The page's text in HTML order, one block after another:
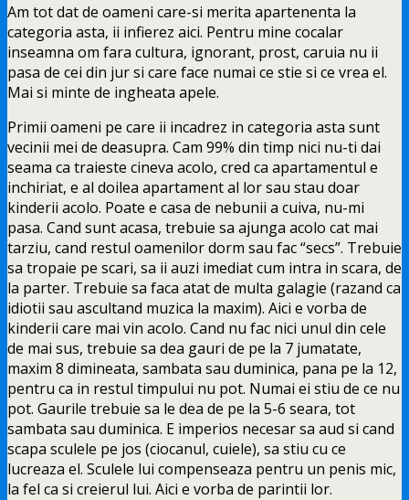
Am tot dat de oameni care-si merita apartenenta la
categoria asta, ii infierez aici. Pentru mine cocalar
inseamna om fara cultura, ignorant, prost, caruia nu ii
pasa de cei din jursi care face numai ce stie si ce vrea el.
Mai si minte de ingheata apele.
Primii oameni pe care ii incadrez in categoria asta sunt
vecinii mei de deasupra. Cam 99% din timp nici nu-ti dai
seama ca traieste cineva acolo, cred ca apartamentul e
inchiriat, e al doilea apartament al lor sau stau doar
kinderii acolo. Poate e casa de nebunii a cuiva, nu-mi
pasa. Cand sunt acasa, trebuie sa ajunga acolo cat mai
tarziu, cand restul oamenilor dorm sau fac “secs”. Trebuie
sa tropaie pe scari, sa ii auzi imediat cum intra in scara, de
la parter. Trebuie sa faca atat de multa galagie (razand ca
idiotii sau ascultand muzica la maxim). Aici e vorba de
kinderii care mai vin acolo. Cand nu fac nici unul din cele
de mai sus, trebuie sa dea gauri de pe la 7 jumatate,
maxim 8 dimineata, sambata sau duminica, pana pe la 12,
pentru ca in restul timpului nu pot. Numai ei stiu de ce nu
pot. Gaurile trebuie sa le dea de pe la 5-6 seara, tot
sambata sau duminica. E imperios necesar sa aud si cand
scapa sculele pe jos (ciocanul, cuiele), sa stiu cu ce
lucreaza el. Sculele lui compenseaza pentru un penis mic,
la fel ca si creierul lui. Aici e vorba de parintii lor.